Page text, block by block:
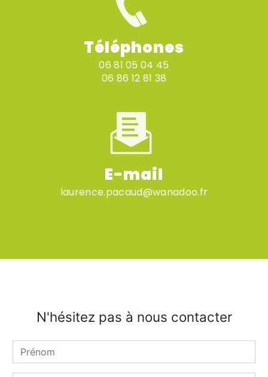
Téléphones
06 81 05 04 45
06 86 12 81 38
E-mail
laurence.pacaud@wanadoo.fr
N'hésitez pas à nous contacter